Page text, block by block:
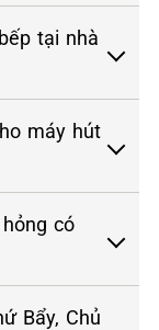
tại nhà
máy hút
có
Bẩy, Chủ